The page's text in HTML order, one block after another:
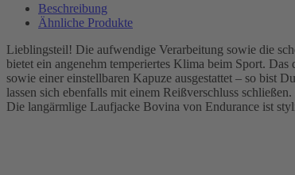
Beschreibung
Ähnliche Produkte
Lieblingsteil! Die aufwendige Verarbeitung sowie die
bietet ein angenehm temperiertes Klima beim Sport.
sowie einer einstellbaren Kapuze ausgestattet – so bist
lassen sich ebenfalls mit einem Reißverschluss
Die langärmlige Laufjacke Bovina von Endurance ist